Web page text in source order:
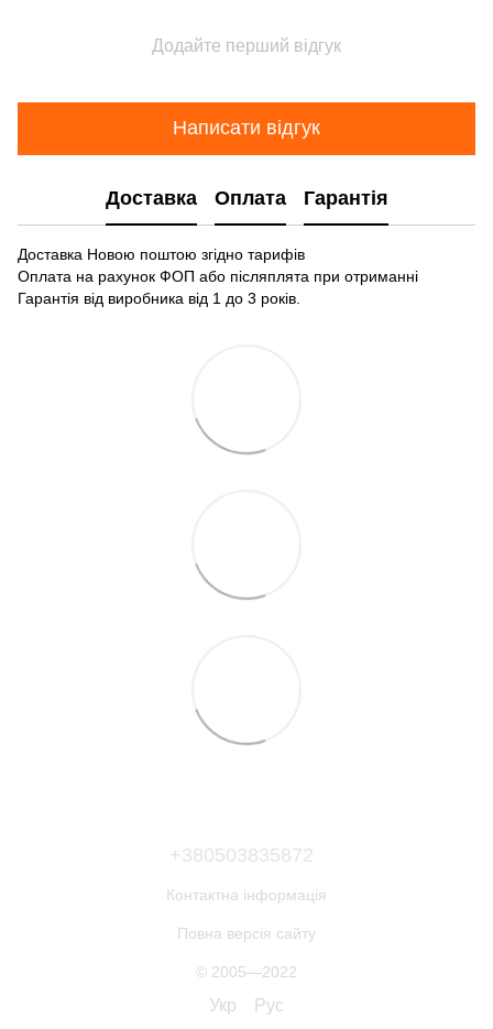
Додайте перший відгук
Написати відгук
Доставка Оплата Гарантія
Доставка Новою поштою згідно тарифів
Оплата на рахунок ФОП або післяплята при отриманні
Гарантія від виробника від 1 до 3 років.
+380503835872
Контактна інформація
Повна версія сайту
© 2005—2022
Укр Рус